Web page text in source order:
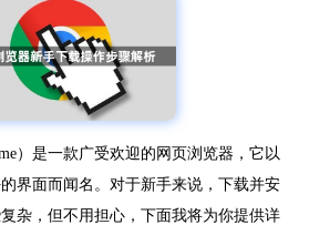
）是一款广受欢迎的网页浏览器，它以
界面而闻名。对于新手来说，下载并安
杂，但不用担心，下面我将为你提供详